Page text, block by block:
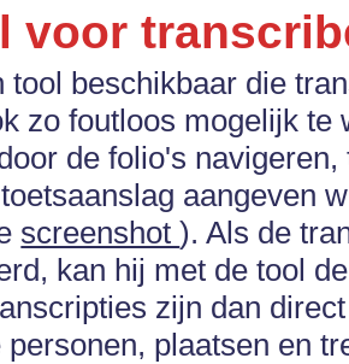
voor
tool beschikbaar die
zo foutloos mogelijk
de folio's
aangeven
screenshot). Als de
kan hij met de tool
zijn dan
personen, plaatsen en